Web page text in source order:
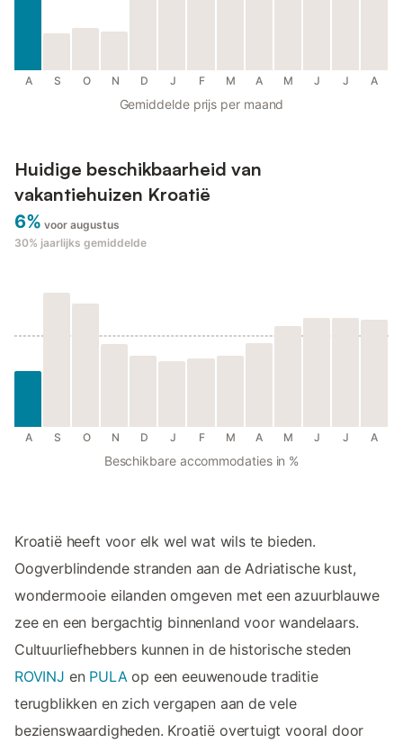
A S O N D J F M A M J J A
Gemiddelde prijs per maand
Huidige beschikbaarheid van
vakantiehuizen Kroatië
6% voor augustus
30% jaarlijks gemiddelde
A S O N D J F M A M J J A
Beschikbare accommodaties in %
Kroatië heeft voor elk wel wat wils te bieden.
Oogverblindende stranden aan de Adriatische kust,
wondermooie eilanden omgeven met een azuurblauwe
zee en een bergachtig binnenland voor wandelaars.
Cultuurliefhebbers kunnen in de historische steden
ROVINJ en PULAop een eeuwenoude traditie
terugblikken en zich vergapen aan de vele
bezienswaardigheden. Kroatië overtuigt vooral door